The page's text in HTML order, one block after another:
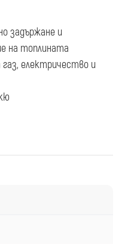
задържане и
на топлината
електричество и